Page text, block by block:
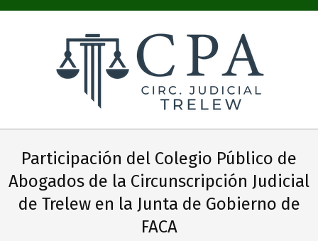
COLEGIO
PÚBLICO
DE
ABOGADOS
Participación del Colegio Público de
Abogados de la Circunscripción Judicial
de Trelew en la Junta de Gobierno de
FACA